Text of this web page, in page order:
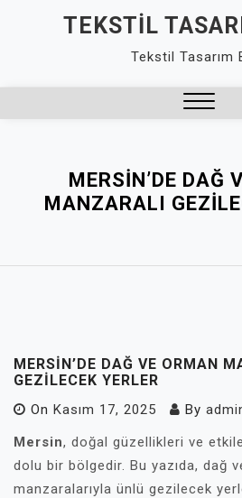
TEKSTIL
Tekstil Tasarım
MERSIN’DE DAĞ
MANZARALI
MERSIN’DE DAĞ VE ORMAN
GEZILECEK YERLER
On Kasım 17, 2025 By
Mersin, doğal güzellikleri ve
dolu bir bölgedir. Bu yazıda, dağ
manzaralarıyla ünlü gezilecek